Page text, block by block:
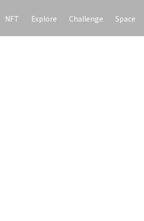
NFT Explore Challenge Space